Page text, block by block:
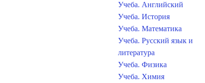
Учеба. Английский
Учеба. История
Учеба. Математика
Учеба. Русский язык и
литература
Учеба. Физика
Учеба. Химия